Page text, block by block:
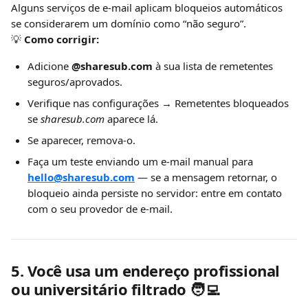
Alguns serviços de e-mail aplicam bloqueios automáticos
se considerarem um domínio como “não seguro”.
💡 Como corrigir:
Adicione @sharesub.com à sua lista de remetentes
seguros/aprovados.
Verifique nas configurações → Remetentes bloqueados
se sharesub.com aparece lá.
Se aparecer, remova-o.
Faça um teste enviando um e-mail manual para
hello@sharesub.com — se a mensagem retornar, o
bloqueio ainda persiste no servidor: entre em contato
com o seu provedor de e-mail.
5. Você usa um endereço profissional
ou universitário filtrado 🧑‍💻